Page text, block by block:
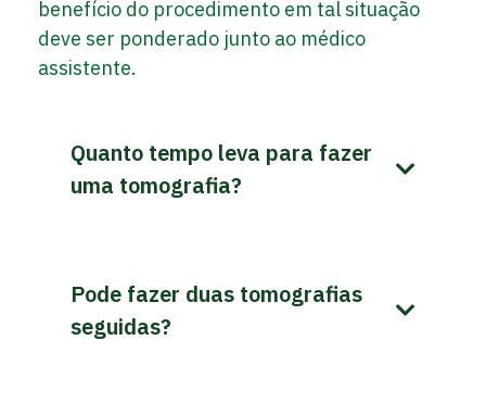
benefício do procedimento em tal situação
deve ser ponderado junto ao médico
assistente.
Quanto tempo leva para fazer
uma tomografia?
Pode fazer duas tomografias
seguidas?